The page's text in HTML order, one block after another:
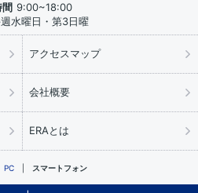
間 9:00~18:00
水曜日・第3日曜
アクセスマップ
会社概要
ERAとは
PC スマートフォン